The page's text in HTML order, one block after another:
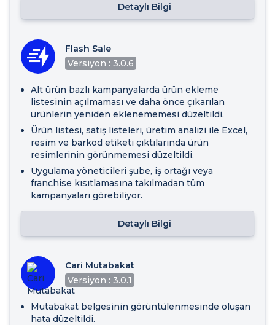
Detaylı Bilgi
Flash Sale
Versiyon : 3.0.6
Alt ürün bazlı kampanyalarda ürün ekleme
listesinin açılmaması ve daha önce çıkarılan
ürünlerin yeniden eklenememesi düzeltildi.
Ürün listesi, satış listeleri, üretim analizi ile Excel,
resim ve barkod etiketi çıktılarında ürün
resimlerinin görünmemesi düzeltildi.
Uygulama yöneticileri şube, iş ortağı veya
franchise kısıtlamasına takılmadan tüm
kampanyaları görebiliyor.
Detaylı Bilgi
Cari Mutabakat
Versiyon : 3.0.1
Mutabakat belgesinin görüntülenmesinde oluşan
hata düzeltildi.